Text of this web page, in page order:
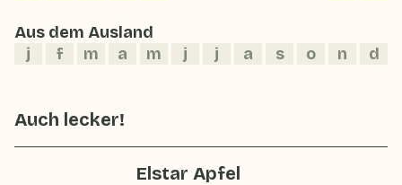
Aus dem Ausland
j
f m a m j j a s o n d
Auch lecker!
Elstar Apfel